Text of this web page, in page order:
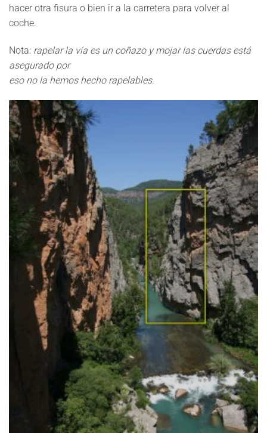
hacer otra fisura o bien ir a la carretera para volver al
coche.
Nota: rapelar la vía es un coñazo y mojar las cuerdas está
asegurado por
eso no la hemos hecho rapelables.